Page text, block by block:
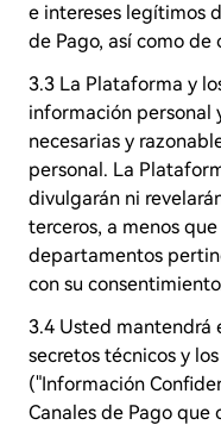
e intereses legítimos
de Pago, así como de
3.3 La Plataforma y
información personal
necesarias y
personal. La
divulgarán ni
terceros, a menos
departamentos
con su
3.4 Usted mantendrá
secretos técnicos y
("Información
Canales de Pago que